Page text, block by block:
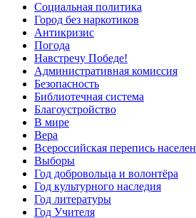
Социальная политика
Город без наркотиков
Антикризис
Погода
Навстречу Победе!
Административная комиссия
Безопасность
Библиотечная система
Благоустройство
В мире
Вера
Всероссийская перепись
Выборы
Год добровольца и волонтёра
Год культурного наследия
Год литературы
Год Учителя